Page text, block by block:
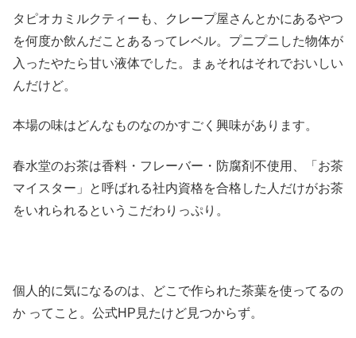
タピオカミルクティーも、クレープ屋さんとかにあるやつ
を何度か飲んだことあるってレベル。プニプニした物体が
入ったやたら甘い液体でした。まぁそれはそれでおいしい
んだけど。
本場の味はどんなものなのかすごく興味があります。
春水堂のお茶は香料・フレーバー・防腐剤不使用、「お茶
マイスター」と呼ばれる社内資格を合格した人だけがお茶
をいれられるというこだわりっぷり。
個人的に気になるのは、どこで作られた茶葉を使ってるの
か ってこと。公式HP見たけど見つからず。